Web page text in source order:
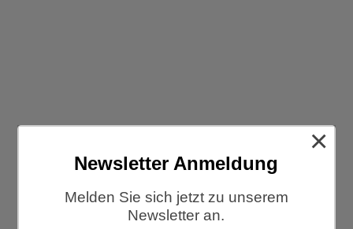
Wir freuen uns sehr, dass wir endlich wieder ohne Click &
Newsletter Anmeldung
Melden Sie sich jetzt zu unserem
Newsletter an.
×